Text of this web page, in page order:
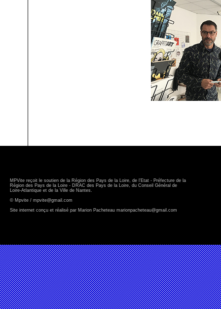
MPVite reçoit le soutien de la Région des Pays de la Loire, de l’Etat - Préfecture de la
Région des Pays de la Loire - DRAC des Pays de la Loire, du Conseil Général de
Loire-Atlantique et de la Ville de Nantes.
© Mpvite / mpvite@gmail.com
Site internet conçu et réalisé par Marion Pacheteau marionpacheteau@gmail.com